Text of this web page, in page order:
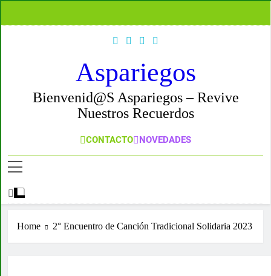
Aspariegos
Bienvenid@s Aspariegos – Revive
Nuestros Recuerdos
CONTACTO NOVEDADES
Home 2° Encuentro de Canción Tradicional Solidaria 2023